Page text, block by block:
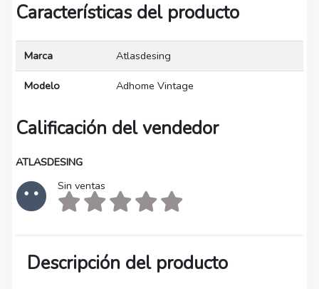
Características del producto
Marca Atlasdesing
Modelo Adhome Vintage
Calificación del vendedor
ATLASDESING
Sin ventas
Descripción del producto